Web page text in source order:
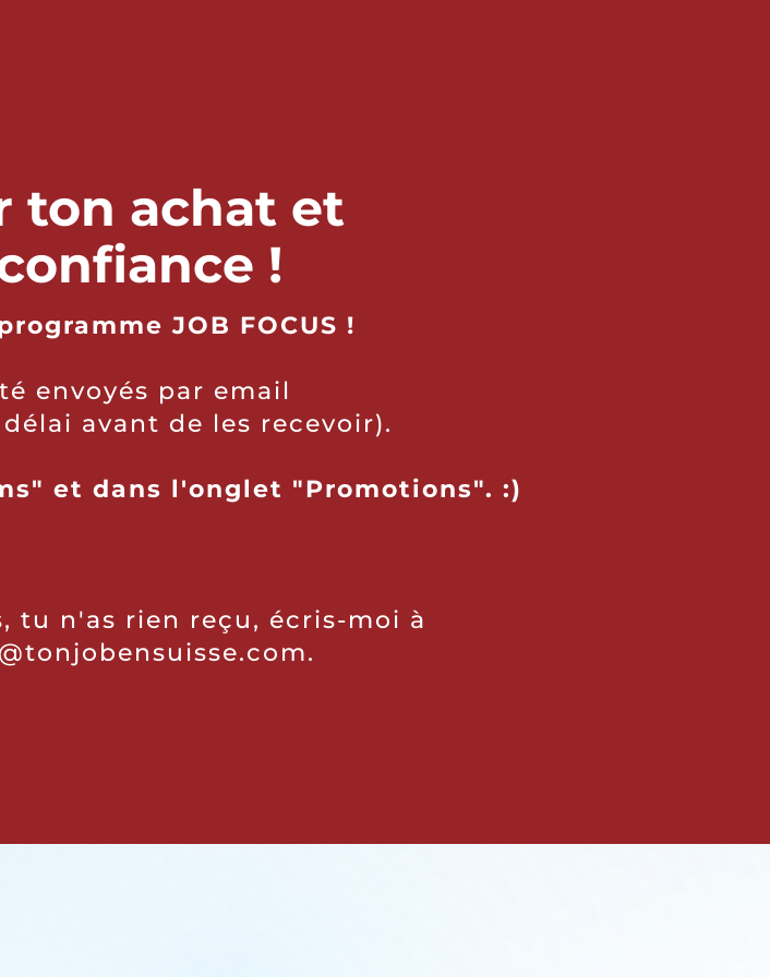
ton achat et
!
JOB FOCUS !
envoyés par email
avant de les recevoir).
et dans l'onglet "Promotions". :)
tu n'as rien reçu, écris-moi à